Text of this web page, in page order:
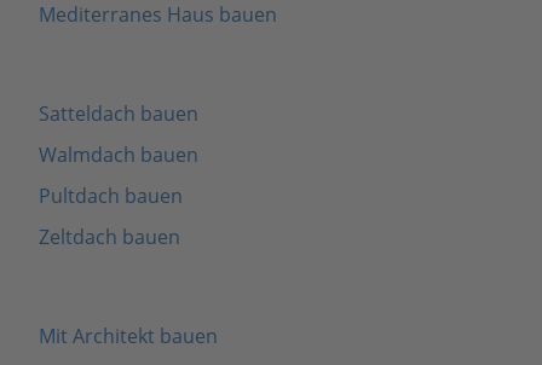
Mediterranes Haus bauen
Satteldach bauen
Walmdach bauen
Pultdach bauen
Zeltdach bauen
Mit Architekt bauen